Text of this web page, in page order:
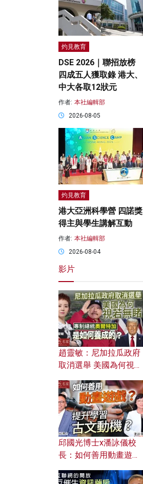
灼見教育
DSE 2026｜聯招放榜
四成五人獲取錄 港大、
中大各取12狀元
作者: 本社編輯部
2026-08-05
灼見教育
港大亞洲科學營 四諾獎
得主與學生講解互動
作者: 本社編輯部
2026-08-04
影片
趙靈敏：尼加拉瓜政府
取消選舉 美國為何視若
加是如何養成的？
邱國光博士x潘詠儀校
長：如何善用動畫遊戲